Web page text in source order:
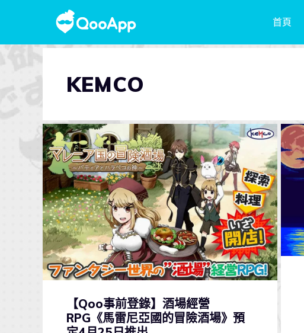
首頁
KEMCO
【Qoo事前登錄】酒場經營
RPG《馬雷尼亞國的冒險酒場》預